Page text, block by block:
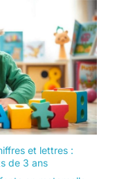
et lettres :
de 3 ans